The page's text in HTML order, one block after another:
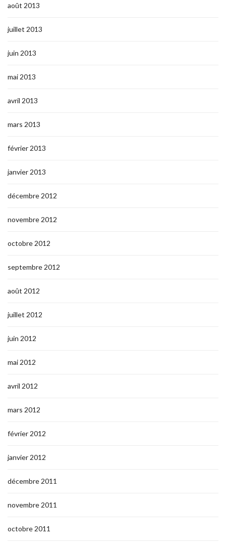
août 2013
juillet 2013
juin 2013
mai 2013
avril 2013
mars 2013
février 2013
janvier 2013
décembre 2012
novembre 2012
octobre 2012
septembre 2012
août 2012
juillet 2012
juin 2012
mai 2012
avril 2012
mars 2012
février 2012
janvier 2012
décembre 2011
novembre 2011
octobre 2011